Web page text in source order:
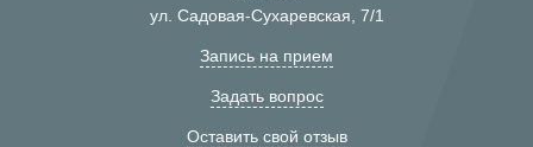
ул. Садовая-Сухаревская, 7/1
Запись на прием
Задать вопрос
Оставить свой отзыв